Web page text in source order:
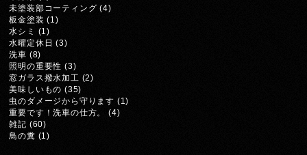
未塗装部コーティング (4)
板金塗装 (1)
水シミ
(1)
水曜定休日 (3)
洗車 (8)
照明の重要性 (3)
窓ガラス撥水加工 (2)
美味しいもの (35)
虫のダメージから守ります (1)
重要です！洗車の仕方。
(4)
雑記 (60)
鳥の糞 (1)